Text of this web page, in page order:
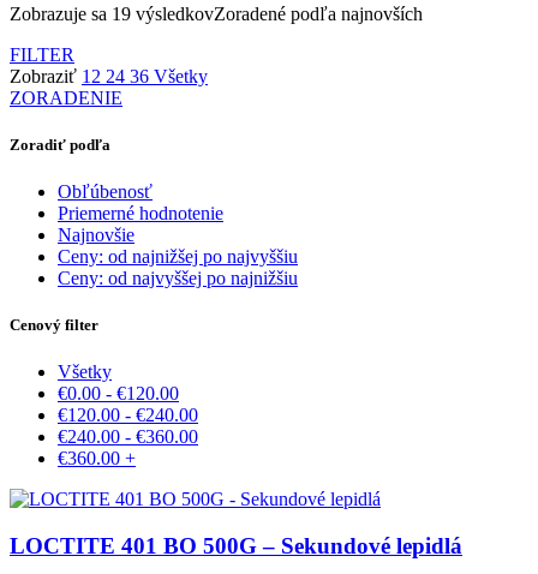
Zobrazuje sa 19 výsledkovZoradené podľa najnovších
FILTER
Zobraziť 12 24 36 Všetky
ZORADENIE
Zoradiť podľa
Obľúbenosť
Priemerné hodnotenie
Najnovšie
Ceny: od najnižšej po najvyššiu
Ceny: od najvyššej po najnižšiu
Cenový filter
Všetky
€0.00 - €120.00
€120.00 - €240.00
€240.00 - €360.00
€360.00 +
LOCTITE 401 BO 500G – Sekundové lepidlá